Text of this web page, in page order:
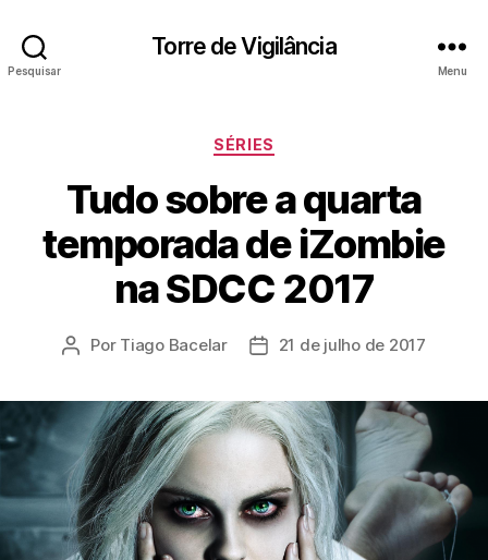
Pesquisar
Torre de Vigilância
Menu
Categorias
SÉRIES
Tudo sobre a quarta
temporada de iZombie
na SDCC 2017
Autor
Por Tiago Bacelar
Data21 de julho de 2017